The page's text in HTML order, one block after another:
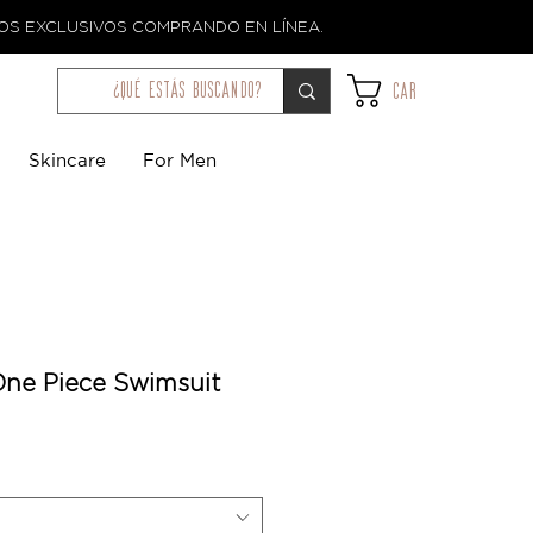
EXCLUSIVOS COMPRANDO EN LÍNEA.
¿qué estás buscando? Car
Skincare For Men
Piece Swimsuit